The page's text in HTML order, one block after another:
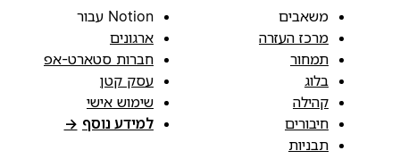
משאבים
מרכז העזרה
תמחור
בלוג
קהילה
חיבורים
תבניות
Notion עבור
ארגונים
חברות סטארט-אפ
עסק קטן
שימוש אישי
למידע נוסף →